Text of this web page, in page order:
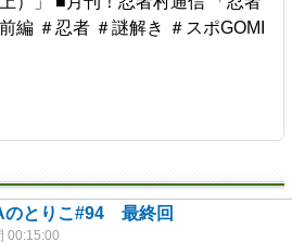
編 ＃忍者 ＃謎解き ＃スポGOMI
のとりこ#94 最終回
00:15:00